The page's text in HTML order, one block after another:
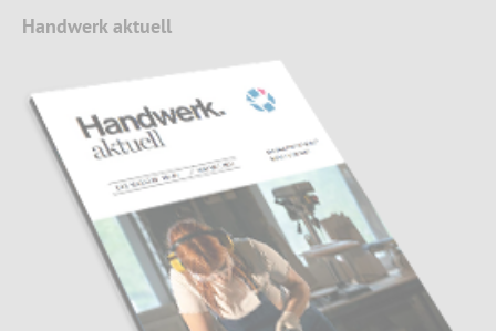
Handwerk aktuell